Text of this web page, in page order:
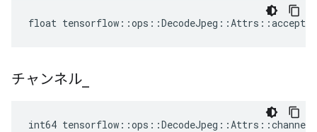
float
チャンネル
int64